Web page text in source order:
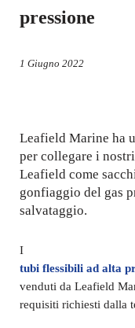
pressione
1 Giugno 2022
Leafield Marine ha
per collegare i
Leafield come
gonfiaggio del gas
salvataggio.
I
tubi flessibili ad alta
venduti da Leafield
requisiti richiesti dalla